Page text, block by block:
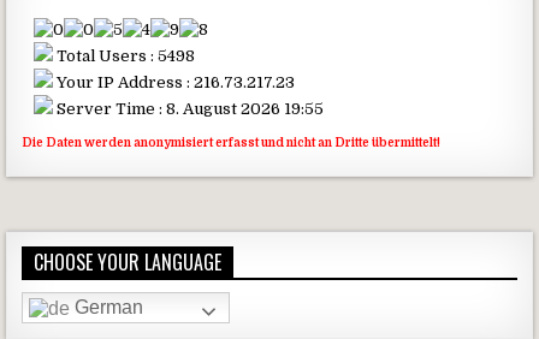
Total Users : 5498
Your IP Address : 216.73.217.23
Server Time : 8. August 2026 19:55
Die Daten werden anonymisiert erfasst und nicht an Dritte übermittelt!
CHOOSE YOUR LANGUAGE
German